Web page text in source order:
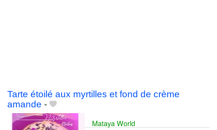
Tarte étoilé aux myrtilles et fond de crème
amande -
Mataya World